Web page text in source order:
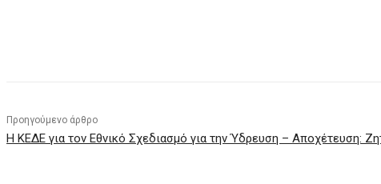
Προηγούμενο άρθρο
Η ΚΕΔΕ για τον Εθνικό Σχεδιασμό για την Ύδρευση – Αποχέτευση: